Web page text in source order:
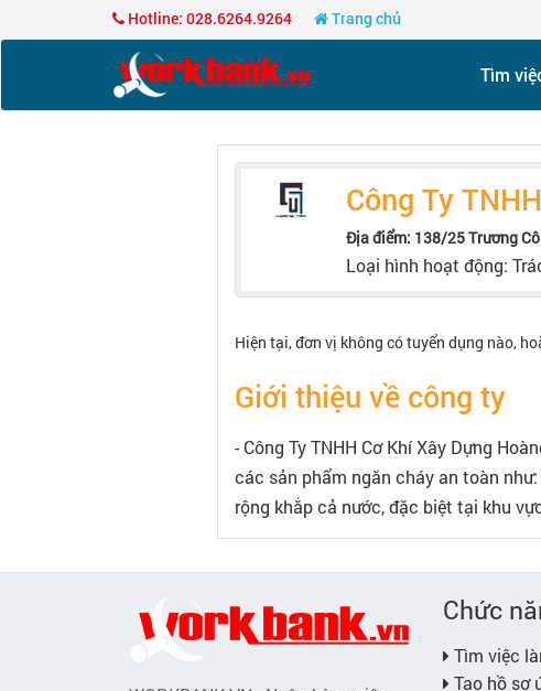
Hotline: 028.6264.9264 Trang chủ
Tìm
Công Ty
Địa điểm: 138/25 Trương
Loại hình hoạt động:
Hiện tại, đơn vị không có tuyển dụng nào,
Giới thiệu về công ty
- Công Ty TNHH Cơ Khí Xây Dựng
các sản phẩm ngăn cháy an toàn
rộng khắp cả nước, đặc biệt tại khu
Chức
Tìm việc
Tạo hồ sơ